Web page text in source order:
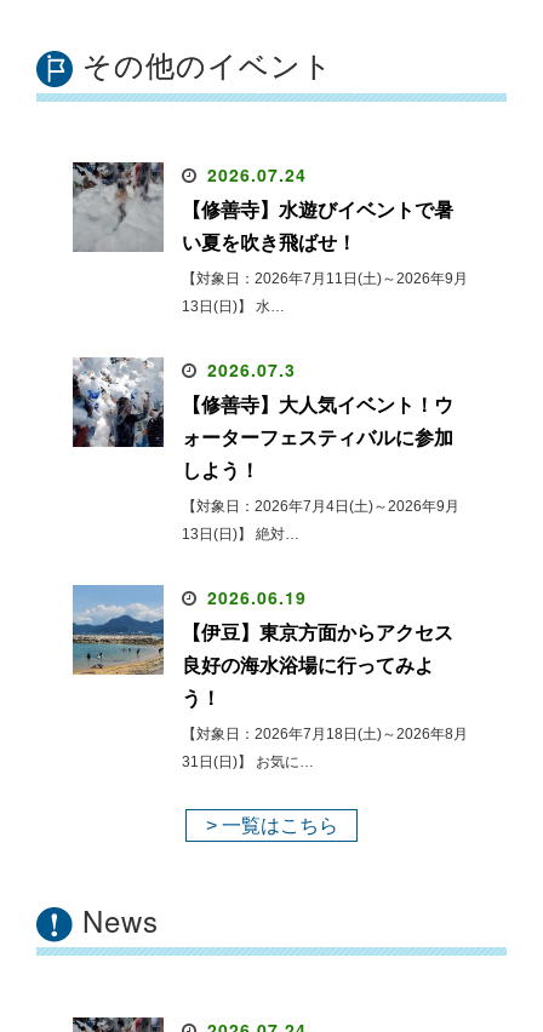
その他のイベント
2026.07.24
【修善寺】水遊びイベントで暑
い夏を吹き飛ばせ！
【対象日：2026年7月11日(土)～2026年9月
13日(日)】 水…
2026.07.3
【修善寺】大人気イベント！ウ
ォーターフェスティバルに参加
しよう！
【対象日：2026年7月4日(土)～2026年9月
13日(日)】 絶対…
2026.06.19
【伊豆】東京方面からアクセス
良好の海水浴場に行ってみよ
う！
【対象日：2026年7月18日(土)～2026年8月
31日(日)】 お気に…
> 一覧はこちら
News